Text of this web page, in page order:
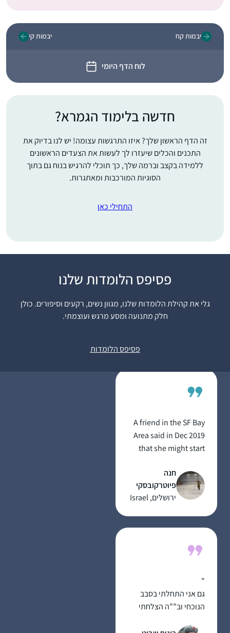
יבמות קח
לוח הדף היומי
יבמות קי
חדשה בלימוד הגמרא?
זה הדף הראשון שלך? איזו התרגשות עצומה! יש לנו בדיוק את
התכנים והכלים שיעזרו לך לעשות את הצעדים הראשונים
ללמידה בקצב וברמה שלך, כך תוכלי להרגיש בנוח גם בתוך
הסוגיות המורכבות ומאתגרות.
התחילי כאן
פסיפס הלומדות שלנו
גלי את קהילת הלומדות שלנו, מגוון נשים, רקעים וסיפורים. כולן
חלק מתנועה ומסע מרגש ועוצמתי.
פסיפס הלומדות
לפני שנתיים, עם מסכת
שבת. בהתחלה ההתמדה
היתה קשה אבל בזכות
הקורונה והסגרים
מסכת שבת ולהמשיך עם
המסכתות הבאות. עכשיו
אני מסיימת בהתרגשות
וסדר מועד ומחכה לסדר
הבא!
אילנה שכנוביץ
A friend in the SF Bay
Area said in Dec 2019
that she might start
morning drive to work.
I mentioned to my
husband and we
when it began in Jan
preparing to make
חנה
פיוטרקובסקי
ירושלים, Israel
"
גם אני התחלתי בסבב
הנוכחי וב””ה הצלחתי